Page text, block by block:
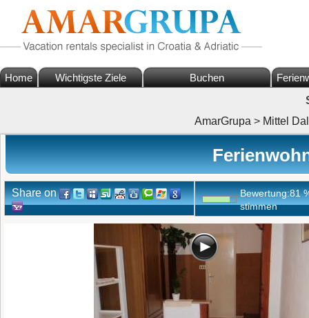
Home Wichtigste Ziele Buchen
AmarGrupa > Mittel
Share on Bewertung:81
stimmen